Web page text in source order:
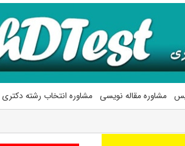
مشاوره مقاله نویسی مشاوره انتخاب رشته دکتری